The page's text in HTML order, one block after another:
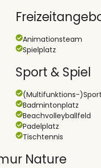
Animationsteam
Spielplatz
Sport & Spiel
(Multifunktions-
Badmintonplatz
Beachvolleyballfeld
Padelplatz
Tischtennis
Nature